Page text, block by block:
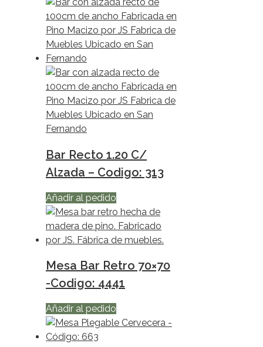
Bar Recto 1.20 C/
Alzada – Codigo: 313
Añadir al pedido
Mesa Bar Retro 70×70
-Codigo: 4441
Añadir al pedido